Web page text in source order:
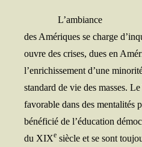
L’ambiance
des Amé­riques se charge
ouvre des crises, dues en
l’enrichissement d’une
stan­dard de vie des masses.
favo­rable dans des men­ta­li­tés
béné­fi­cié de l’éducation
du XIXe siècle et se sont